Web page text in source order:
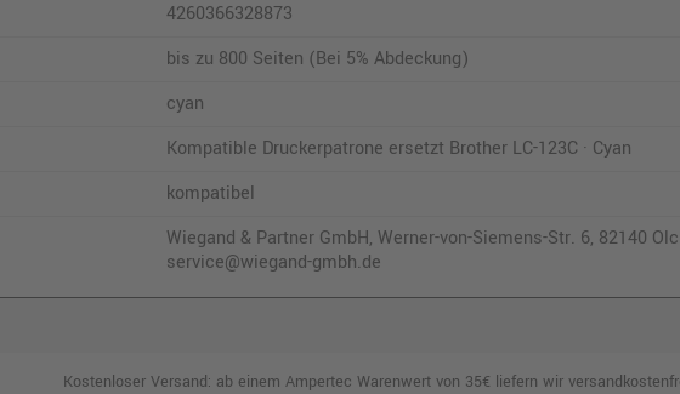
4260366328873
bis zu 800 Seiten (Bei 5% Abdeckung)
cyan
Kompatible Druckerpatrone ersetzt Brother LC-123C · Cyan
kompatibel
Wiegand & Partner GmbH, Werner-von-Siemens-Str. 6, 82140
service@wiegand-gmbh.de
Kostenloser Versand: ab einem Ampertec Warenwert von 35€ liefern wir